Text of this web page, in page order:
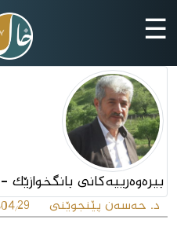
☰
بیرەوەرییەکانی
د. حەسەن پێنجوێنى 29